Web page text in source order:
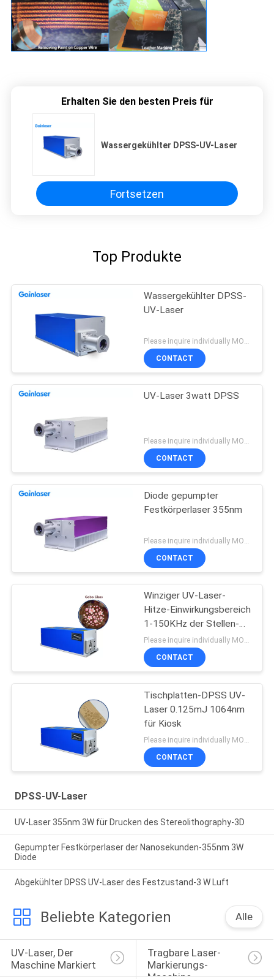
Erhalten Sie den besten Preis für
Wassergekühlter DPSS-UV-Laser
Fortsetzen
Top Produkte
Wassergekühlter DPSS-
UV-Laser
Please inquire individually MOQ:1
CONTACT
UV-Laser 3watt DPSS
CONTACT
Diode gepumpter
Festkörperlaser 355nm
CONTACT
Winziger UV-Laser-
Hitze-Einwirkungsbereich
1-150KHz der Stellen-
3W DPSS
Please inquire individually MOQ:1
CONTACT
Tischplatten-DPSS UV-
Laser 0.125mJ 1064nm
für Kiosk
Please inquire individually MOQ:1
CONTACT
DPSS-UV-Laser
UV-Laser 355nm 3W für Drucken des Stereolithography-3D
Gepumpter Festkörperlaser der Nanosekunden-355nm 3W
Diode
Abgekühlter DPSS UV-Laser des Festzustand-3 W Luft
Beliebte Kategorien Alle
UV-Laser, Der
Maschine Markiert
Tragbare Laser-
Markierungs-